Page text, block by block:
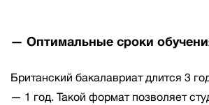
— Оптимальные сроки
Британский бакалавриат длится 3
— 1 год. Такой формат позволяет